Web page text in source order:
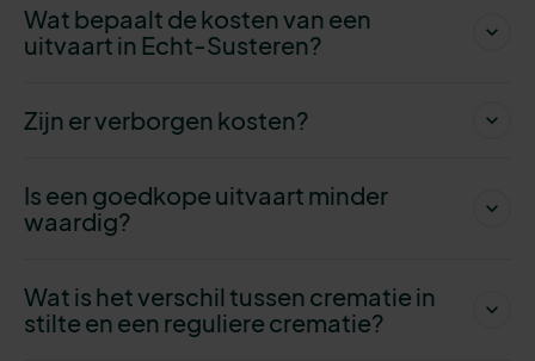
Wat bepaalt de kosten van een
uitvaart in Echt-Susteren?
Zijn er verborgen kosten?
Is een goedkope uitvaart minder
waardig?
Wat is het verschil tussen crematie in
stilte en een reguliere crematie?